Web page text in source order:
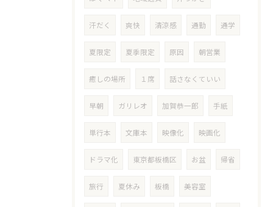
汗だく 爽快 清涼感 通勤 通学
夏限定 夏季限定 原因 朝営業
癒しの場所 １席 話さなくていい
早朝 ガリレオ 加賀恭一郎 手紙
単行本 文庫本 映像化 映画化
ドラマ化 東京都板橋区 お盆 帰省
旅行 夏休み 板橋 美容室